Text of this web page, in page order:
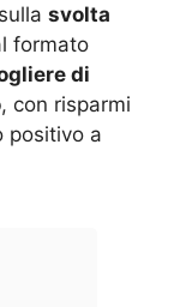
svolta
formato
di
, con risparmi
positivo a